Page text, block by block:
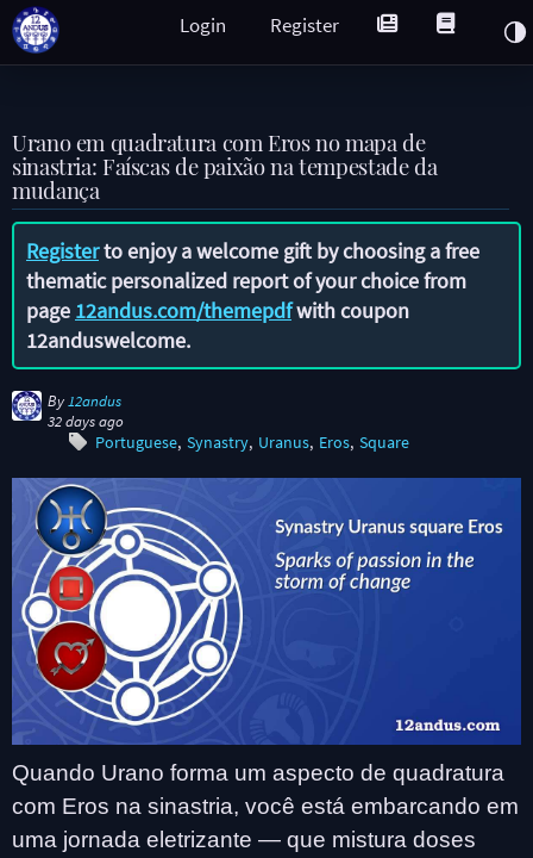
Register
Login
Urano em quadratura com Eros no mapa de
sinastria: Faíscas de paixão na tempestade da
mudança
Registerto enjoy a welcome gift by choosing a free
thematic personalized report of your choice from
page 12andus.com/themepdfwith coupon
12anduswelcome.
By 12andus
32 days ago
Portuguese Synastry Uranus Eros Square
Quando Urano forma um aspecto de quadratura
com Eros na sinastria, você está embarcando em
uma jornada eletrizante — que mistura doses